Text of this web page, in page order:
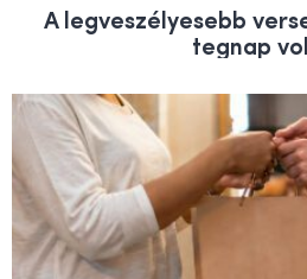
A legveszélyesebb
tegnap